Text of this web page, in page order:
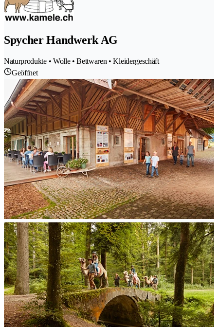
Spycher Handwerk AG
Naturprodukte • Wolle • Bettwaren • Kleidergeschäft
Geöffnet